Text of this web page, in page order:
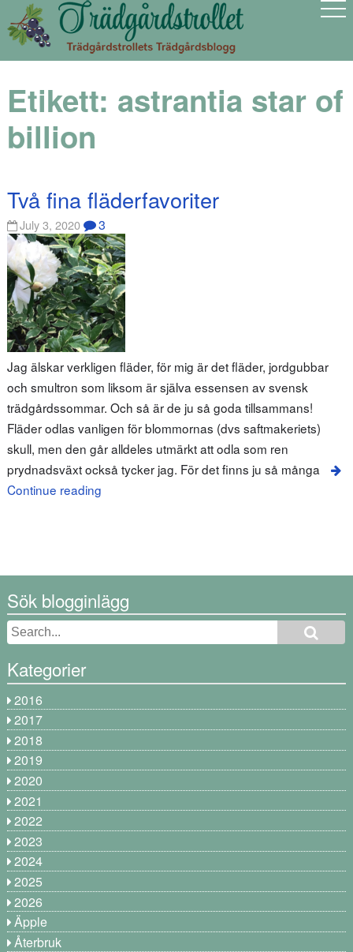
Etikett: astrantia star of
billion
Två fina fläderfavoriter
July 3, 2020 3
Jag älskar verkligen fläder, för mig är det fläder, jordgubbar
och smultron som liksom är själva essensen av svensk
trädgårdssommar. Och så är de ju så goda tillsammans!
Fläder odlas vanligen för blommornas (dvs saftmakeriets)
skull, men den går alldeles utmärkt att odla som ren
prydnadsväxt också tycker jag. För det finns ju så många
Continue reading
Sök blogginlägg
Kategorier
2016
2017
2018
2019
2020
2021
2022
2023
2024
2025
2026
Äpple
Återbruk